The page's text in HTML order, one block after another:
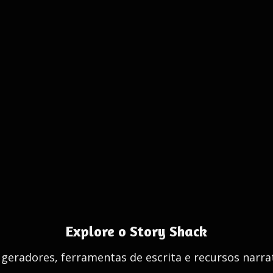
Explore o Story Shack
ferramentas de escrita e recursos